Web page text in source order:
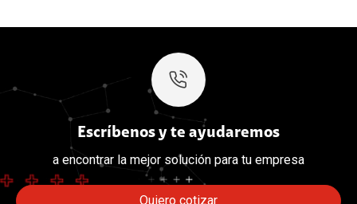
Escríbenos y te ayudaremos
a encontrar la mejor solución para tu empresa
Quiero cotizar